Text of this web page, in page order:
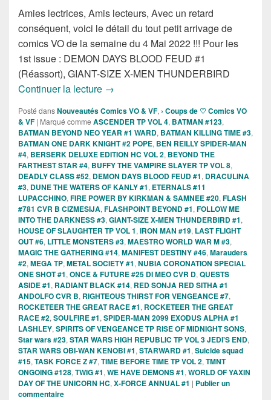
Amies lectrices, Amis lecteurs, Avec un retard
conséquent, voici le détail du tout petit arrivage de
comics VO de la semaine du 4 Mai 2022 !!! Pour les
1st issue : DEMON DAYS BLOOD FEUD #1
(Réassort), GIANT-SIZE X-MEN THUNDERBIRD
Continuer la lecture Sorties des comics VO de la semaine
→
Posté dansNouveautés Comics VO & VF, › Coups de ♡ Comics VO
& VF | Marqué comme ASCENDER TP VOL 4, BATMAN #123,
BATMAN BEYOND NEO YEAR #1 WARD, BATMAN KILLING TIME #3,
BATMAN ONE DARK KNIGHT #2 POPE, BEN REILLY SPIDER-MAN
#4, BERSERK DELUXE EDITION HC VOL 2, BEYOND THE
FARTHEST STAR #4, BUFFY THE VAMPIRE SLAYER TP VOL 8,
DEADLY CLASS #52, DEMON DAYS BLOOD FEUD #1, DRACULINA
#3, DUNE THE WATERS OF KANLY #1, ETERNALS #11
LUPACCHINO, FIRE POWER BY KIRKMAN & SAMNEE #20, FLASH
#781 CVR B CIZMESIJA, FLASHPOINT BEYOND #1, FOLLOW ME
INTO THE DARKNESS #3, GIANT-SIZE X-MEN THUNDERBIRD #1,
HOUSE OF SLAUGHTER TP VOL 1, IRON MAN #19, LAST FLIGHT
OUT #6, LITTLE MONSTERS #3, MAESTRO WORLD WAR M #3,
MAGIC THE GATHERING #14, MANIFEST DESTINY #46, Marauders
#2, MEGA TP, METAL SOCIETY #1, NUBIA CORONATION SPECIAL
ONE SHOT #1, ONCE & FUTURE #25 DI MEO CVR D, QUESTS
ASIDE #1, RADIANT BLACK #14, RED SONJA RED SITHA #1
ANDOLFO CVR B, RIGHTEOUS THIRST FOR VENGEANCE #7,
ROCKETEER THE GREAT RACE #1, ROCKETEER THE GREAT
RACE #2, SOULFIRE #1, SPIDER-MAN 2099 EXODUS ALPHA #1
LASHLEY, SPIRITS OF VENGEANCE TP RISE OF MIDNIGHT SONS,
Star wars #23, STAR WARS HIGH REPUBLIC TP VOL 3 JEDI'S END,
STAR WARS OBI-WAN KENOBI #1, STARWARD #1, Suicide squad
#15, TASK FORCE Z #7, TIME BEFORE TIME TP VOL 2, TMNT
ONGOING #128, TWIG #1, WE HAVE DEMONS #1, WORLD OF YAXIN
DAY OF THE UNICORN HC, X-FORCE ANNUAL #1 | Publier un
commentaire